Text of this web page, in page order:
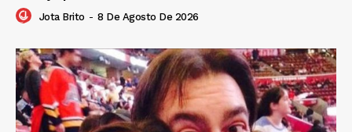
Jota Brito - 8 De Agosto De 2026